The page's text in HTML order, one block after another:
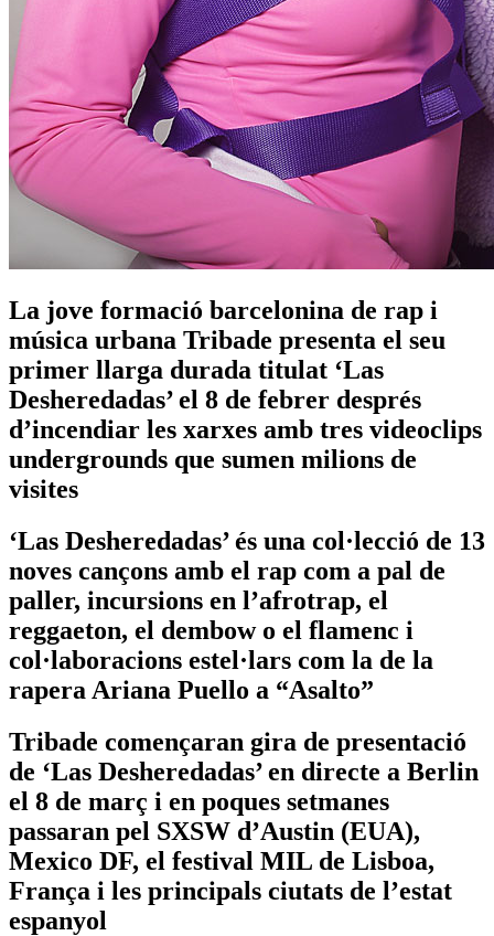
La jove formació barcelonina de rap i
música urbana Tribade presenta el seu
primer llarga durada titulat ‘Las
Desheredadas’ el 8 de febrer després
d’incendiar les xarxes amb tres videoclips
undergrounds que sumen milions de
visites
‘Las Desheredadas’ és una col·lecció de 13
noves cançons amb el rap com a pal de
paller, incursions en l’afrotrap, el
reggaeton, el dembow o el flamenc i
col·laboracions estel·lars com la de la
rapera Ariana Puello a “Asalto”
Tribade començaran gira de presentació
de ‘Las Desheredadas’ en directe a Berlin
el 8 de març i en poques setmanes
passaran pel SXSW d’Austin (EUA),
Mexico DF, el festival MIL de Lisboa,
França i les principals ciutats de l’estat
espanyol